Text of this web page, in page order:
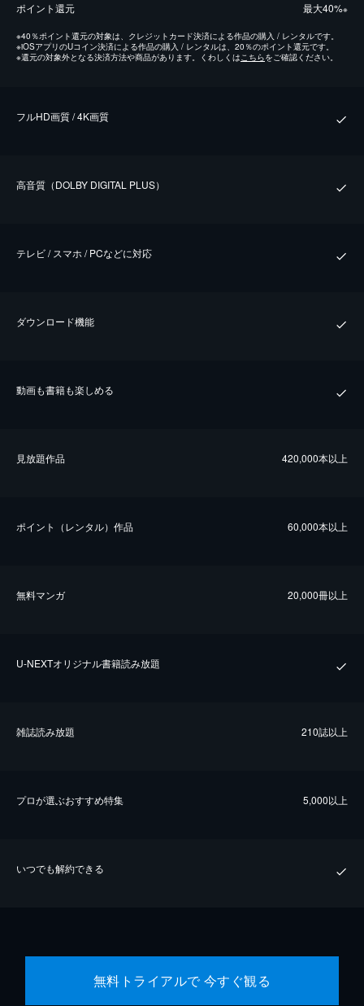
ポイント還元 最⼤40%※
※40％ポイント還元の対象は、クレジットカード決済による作品の購入 / レンタルです。
※iOSアプリのUコイン決済による作品の購入 / レンタルは、20％のポイント還元です。
※還元の対象外となる決済方法や商品があります。くわしくはこちらをご確認ください。
フルHD画質 / 4K画質
⾼⾳質（DOLBY DIGITAL PLUS）
テレビ / スマホ / PCなどに対応
ダウンロード機能
動画も書籍も楽しめる
⾒放題作品 420,000本以上
ポイント（レンタル）作品 60,000本以上
無料マンガ 20,000冊以上
U-NEXTオリジナル書籍読み放題
雑誌読み放題 210誌以上
プロが選ぶおすすめ特集 5,000以上
いつでも解約できる
無料トライアルで 今すぐ観る